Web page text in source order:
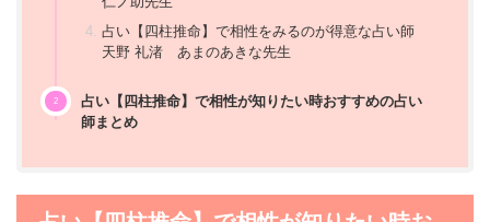
占い【四柱推命】で相性をみるのが得意な占い師
天野 礼渚 あまのあきな先生
占い【四柱推命】で相性が知りたい時おすすめの占い
師まとめ